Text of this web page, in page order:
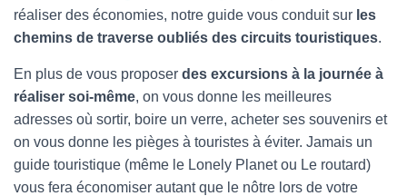
réaliser des économies, notre guide vous conduit sur les
chemins de traverse oubliés des circuits touristiques.
En plus de vous proposer des excursions à la journée à
réaliser soi-même, on vous donne les meilleures
adresses où sortir, boire un verre, acheter ses souvenirs et
on vous donne les pièges à touristes à éviter. Jamais un
guide touristique (même le Lonely Planet ou Le routard)
vous fera économiser autant que le nôtre lors de votre